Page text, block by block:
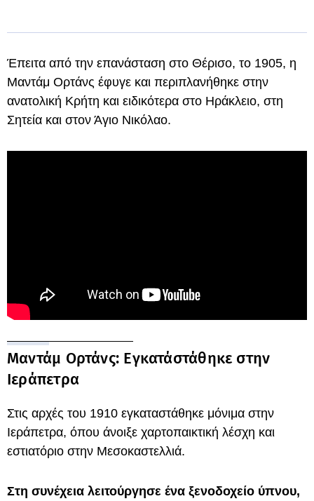
Έπειτα από την επανάσταση στο Θέρισο, το 1905, η
Μαντάμ Ορτάνς έφυγε και περιπλανήθηκε στην
ανατολική Κρήτη και ειδικότερα στο Ηράκλειο, στη
Σητεία και στον Άγιο Νικόλαο.
Μαντάμ Ορτάνς: Εγκατάστάθηκε στην
Ιεράπετρα
Στις αρχές του 1910 εγκαταστάθηκε μόνιμα στην
Ιεράπετρα, όπου άνοιξε χαρτοπαικτική λέσχη και
εστιατόριο στην Μεσοκαστελλιά.
Στη συνέχεια λειτούργησε ένα ξενοδοχείο ύπνου,